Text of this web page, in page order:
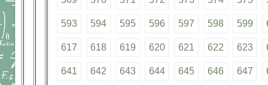
593 594 595 596 597 598 599
617 618 619 620 621 622 623
641 642 643 644 645 646 647